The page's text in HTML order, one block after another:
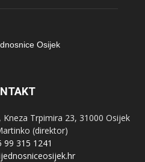
Trpimira 23, 31000 Osijek
(direktor)
99 315 1241